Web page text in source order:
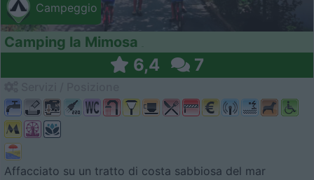
Campeggio
Camping la Mimosa
6,4 7
Affacciato su un tratto di costa sabbiosa del mar